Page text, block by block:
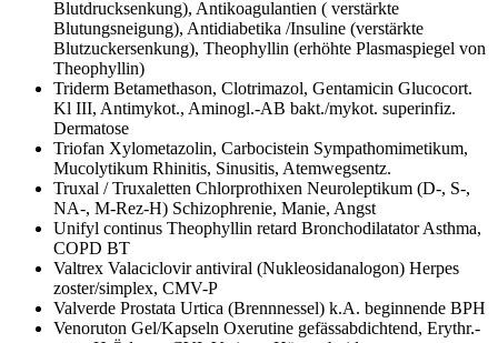
Blutdrucksenkung), Antikoagulantien ( verstärkte
Blutungsneigung), Antidiabetika /Insuline (verstärkte
Blutzuckersenkung), Theophyllin (erhöhte Plasmaspiegel von
Theophyllin)
Triderm Betamethason, Clotrimazol, Gentamicin Glucocort.
Kl III, Antimykot., Aminogl.-AB bakt./mykot. superinfiz.
Dermatose
Triofan Xylometazolin, Carbocistein Sympathomimetikum,
Mucolytikum Rhinitis, Sinusitis, Atemwegsentz.
Truxal / Truxaletten Chlorprothixen Neuroleptikum (D-, S-,
NA-, M-Rez-H) Schizophrenie, Manie, Angst
Unifyl continus Theophyllin retard Bronchodilatator Asthma,
COPD BT
Valtrex Valaciclovir antiviral (Nukleosidanalogon) Herpes
zoster/simplex, CMV-P
Valverde Prostata Urtica (Brennnessel) k.A. beginnende BPH
Venoruton Gel/Kapseln Oxerutine gefässabdichtend, Erythr.-